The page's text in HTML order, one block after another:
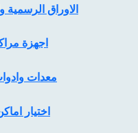
الاوراق الرسمية
اجهزة
معدات
اختيار